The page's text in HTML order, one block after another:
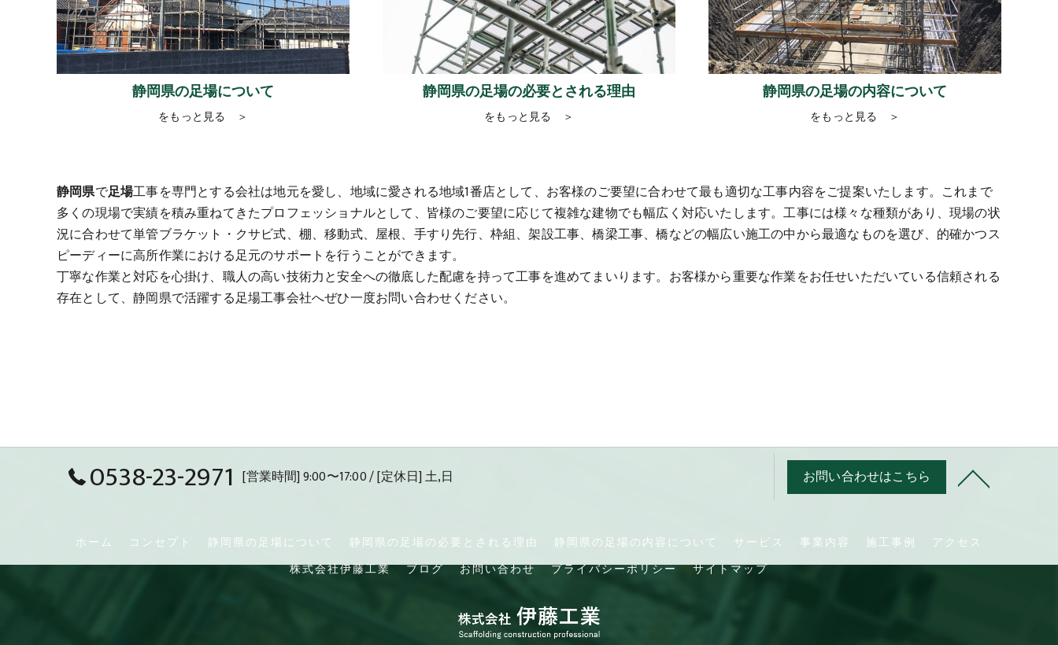
静岡県の足場について
をもっと見る ＞
静岡県の足場の必要とされる理由
をもっと見る ＞
静岡県の足場の内容について
をもっと見る ＞
静岡県で足場工事を専門とする会社は地元を愛し、地域に愛される地域1番店として、お客様のご要望に合わせて最も適切な工事内容をご提案いたします。これまで
多くの現場で実績を積み重ねてきたプロフェッショナルとして、皆様のご要望に応じて複雑な建物でも幅広く対応いたします。工事には様々な種類があり、現場の状
況に合わせて単管ブラケット・クサビ式、棚、移動式、屋根、手すり先行、枠組、架設工事、橋梁工事、橋などの幅広い施工の中から最適なものを選び、的確かつス
ピーディーに高所作業における足元のサポートを行うことができます。
丁寧な作業と対応を心掛け、職人の高い技術力と安全への徹底した配慮を持って工事を進めてまいります。お客様から重要な作業をお任せいただいている信頼される
存在として、静岡県で活躍する足場工事会社へぜひ一度お問い合わせください。
0538-23-2971 [営業時間] 9:00〜17:00 / [定休日] 土,日 お問い合わせはこちら
ホーム コンセプト 静岡県の足場について 静岡県の足場の必要とされる理由 静岡県の足場の内容について サービス 事業内容 施工事例
アクセス
株式会社伊藤工業
ブログ お問い合わせ プライバシーポリシー サイトマップ